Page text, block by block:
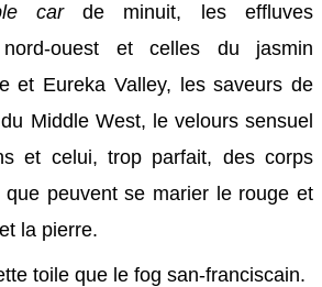
carde minuit, les effluves
nord-ouest et celles du jasmin
et Eureka Valley, les saveurs de
du Middle West, le velours sensuel
et celui, trop parfait, des corps
que peuvent se marier le rouge et
la pierre.
toile que le fog san-franciscain.